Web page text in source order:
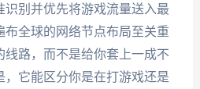
识别并优先将游戏流量送入最
全球的网络节点布局至关重
线路，而不是给你套上一成不
，它能区分你是在打游戏还是